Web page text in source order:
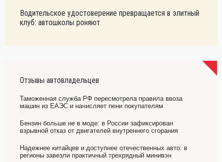
Водительское удостоверение превращается в элитный
клуб: автошколы роняют
Отзывы автовладельцев
Таможенная служба РФ пересмотрела правила ввоза
машин из ЕАЭС и начисляет пени покупателям
Бензин больше не в моде: в России зафиксирован
взрывной отказ от двигателей внутреннего сгорания
Надежнее китайцев и доступнее отечественных авто: в
регионы завезли практичный трехрядный минивэн